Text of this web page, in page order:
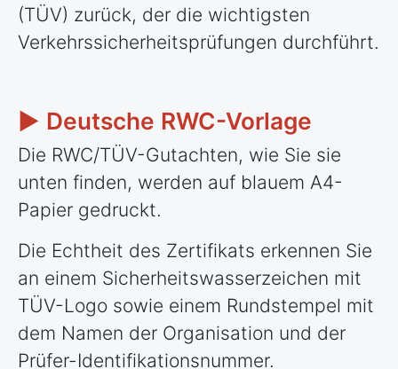
(TÜV) zurück, der die wichtigsten
Verkehrssicherheitsprüfungen durchführt.
► Deutsche RWC-Vorlage
Die RWC/TÜV-Gutachten, wie Sie sie
unten finden, werden auf blauem A4-
Papier gedruckt.
Die Echtheit des Zertifikats erkennen Sie
an einem Sicherheitswasserzeichen mit
TÜV-Logo sowie einem Rundstempel mit
dem Namen der Organisation und der
Prüfer-Identifikationsnummer.